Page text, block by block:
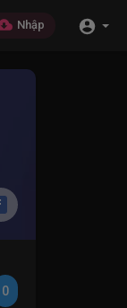
Nhập
0